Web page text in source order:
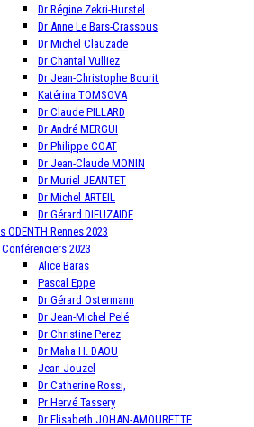
Dr Régine Zekri-Hurstel
Dr Anne Le Bars-Crassous
Dr Michel Clauzade
Dr Chantal Vulliez
Dr Jean-Christophe Bourit
Katérina TOMSOVA
Dr Claude PILLARD
Dr André MERGUI
Dr Philippe COAT
Dr Jean-Claude MONIN
Dr Muriel JEANTET
Dr Michel ARTEIL
Dr Gérard DIEUZAIDE
ODENTH Rennes 2023
Conférenciers 2023
Alice Baras
Pascal Eppe
Dr Gérard Ostermann
Dr Jean-Michel Pelé
Dr Christine Perez
Dr Maha H. DAOU
Jean Jouzel
Dr Catherine Rossi,
Pr Hervé Tassery
Dr Elisabeth JOHAN-AMOURETTE